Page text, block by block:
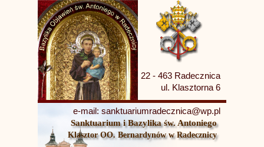
22 - 463 Radecznica
ul. Klasztorna 6
e-mail: sanktuariumradecznica@wp.pl
Sanktuarium i Bazylika św. Antoniego
Klasztor OO. Bernardynów w Radecznicy